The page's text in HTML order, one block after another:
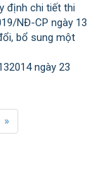
định chi tiết thi
NĐ-CP ngày 13
bổ sung một
ngày 23
»